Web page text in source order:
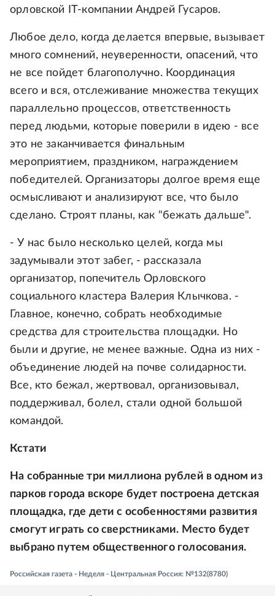
орловской IТ-компании Андрей Гусаров.
Любое дело, когда делается впервые, вызывает
много сомнений, неуверенности, опасений, что
не все пойдет благополучно. Координация
всего и вся, отслеживание множества текущих
параллельно процессов, ответственность
перед людьми, которые поверили в идею - все
это не заканчивается финальным
мероприятием, праздником, награждением
победителей. Организаторы долгое время еще
осмысливают и анализируют все, что было
сделано. Строят планы, как "бежать дальше".
- У нас было несколько целей, когда мы
задумывали этот забег, - рассказала
организатор, попечитель Орловского
социального кластера Валерия Клычкова. -
Главное, конечно, собрать необходимые
средства для строительства площадки. Но
были и другие, не менее важные. Одна из них -
объединение людей на почве солидарности.
Все, кто бежал, жертвовал, организовывал,
поддерживал, болел, стали одной большой
командой.
Кстати
На собранные три миллиона рублей в одном из
парков города вскоре будет построена детская
площадка, где дети с особенностями развития
смогут играть со сверстниками. Место будет
выбрано путем общественного голосования.
Российская газета - Неделя - Центральная Россия: №132(8780)